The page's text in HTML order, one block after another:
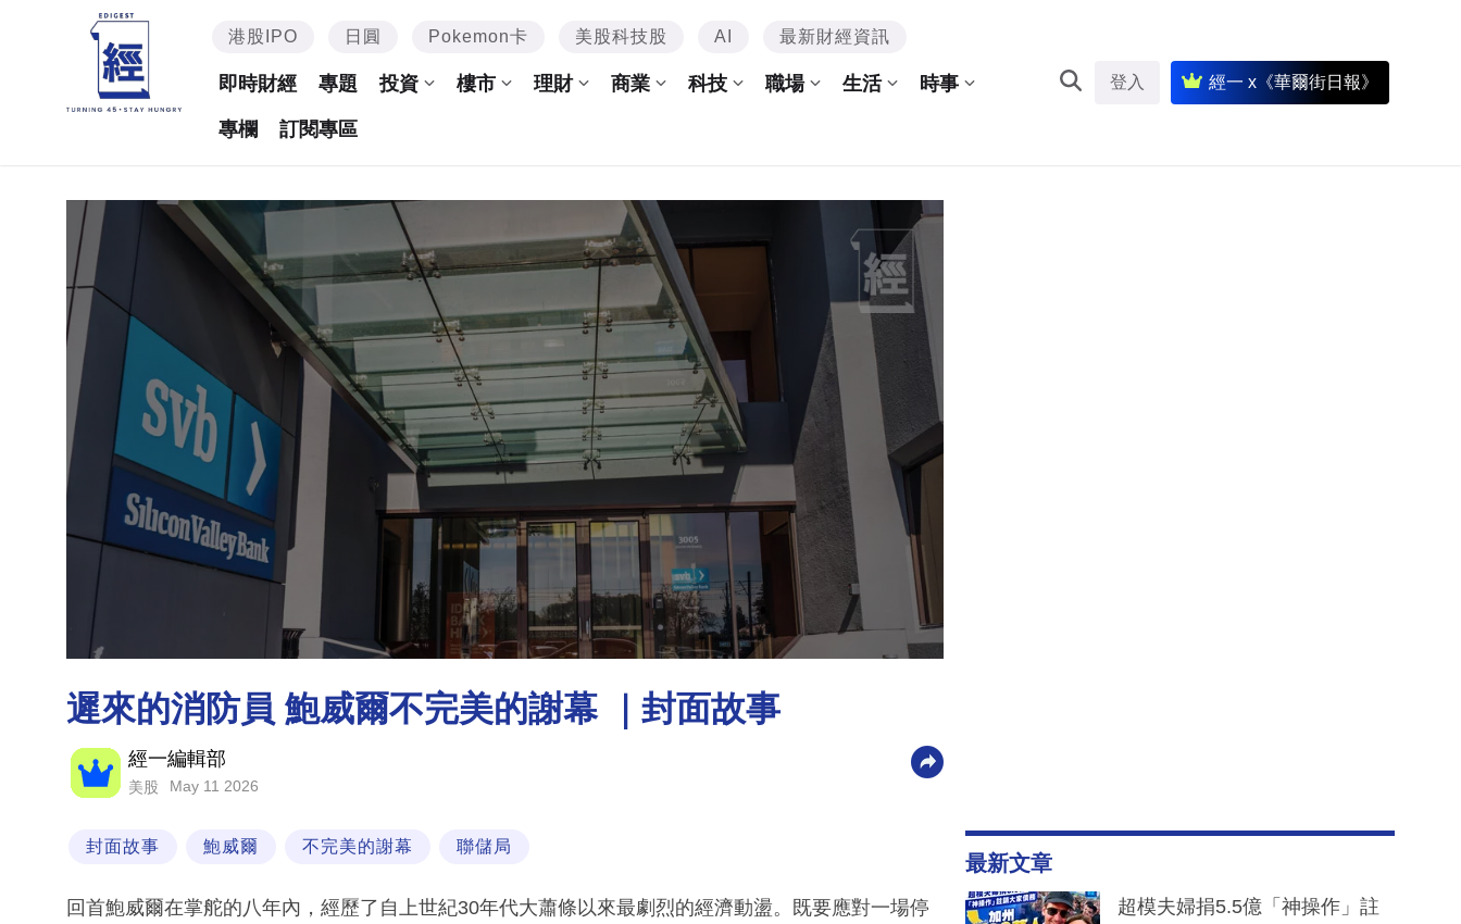
港股IPO 日圓 Pokemon卡 美股科技股 AI 最新財經資訊
即時財經 專題 投資 樓市 理財 商業 科技 職場 生活 時事
專欄 訂閱專區
登入 經一 x《華爾街日報》
遲來的消防員 鮑威爾不完美的謝幕 ｜封面故事
經一編輯部
美股 May 11 2026
封面故事 鮑威爾 不完美的謝幕 聯儲局
回首鮑威爾在掌舵的八年內，經歷了自上世紀30年代大蕭條以來最劇烈的經濟動盪。既要應對一場停
最新文章
超模夫婦捐5.5億「神操作」註